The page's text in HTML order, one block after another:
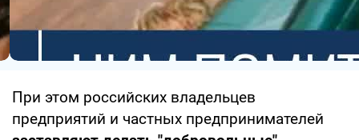
При этом российских владельцев
предприятий и частных предпринимателей